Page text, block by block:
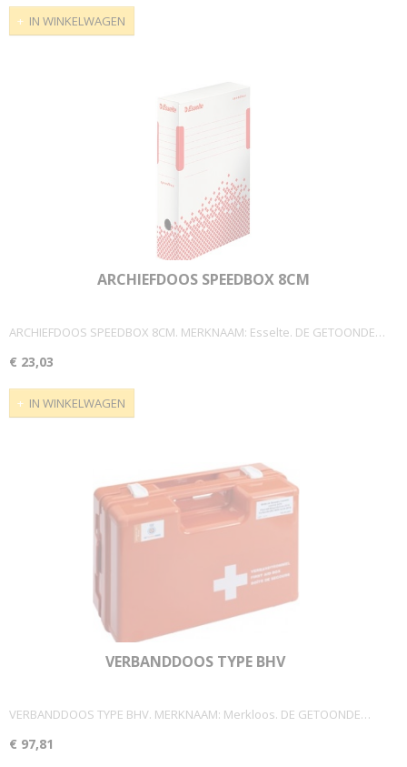
IN WINKELWAGEN
ARCHIEFDOOS SPEEDBOX 8CM
ARCHIEFDOOS SPEEDBOX 8CM. MERKNAAM: Esselte. DE GETOONDE…
€ 23,03
IN WINKELWAGEN
VERBANDDOOS TYPE BHV
VERBANDDOOS TYPE BHV. MERKNAAM: Merkloos. DE GETOONDE…
€ 97,81